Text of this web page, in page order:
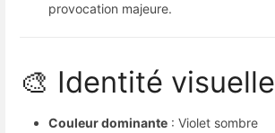
provocation majeure.
🎨 Identité visuelle
Couleur dominante : Violet sombre